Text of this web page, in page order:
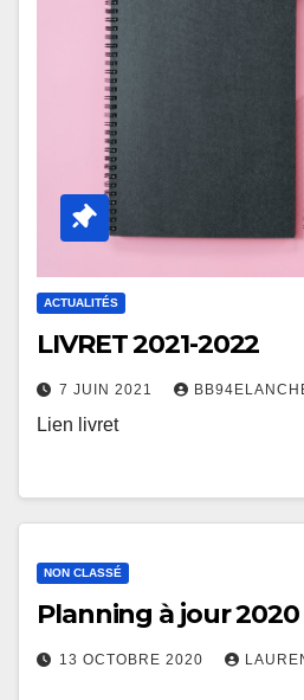
ACTUALITÉS
LIVRET 2021-2022
7 JUIN 2021
Lien livret
NON CLASSÉ
Planning à jour 2020
13 OCTOBRE 2020